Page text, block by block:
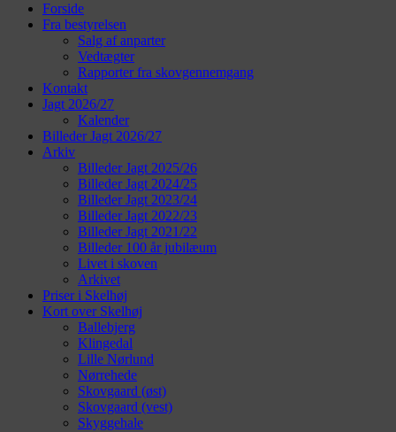
Forside
Fra bestyrelsen
Salg af anparter
Vedtægter
Rapporter fra skovgennemgang
Kontakt
Jagt 2026/27
Kalender
Billeder Jagt 2026/27
Arkiv
Billeder Jagt 2025/26
Billeder Jagt 2024/25
Billeder Jagt 2023/24
Billeder Jagt 2022/23
Billeder Jagt 2021/22
Billeder 100 år jubilæum
Livet i skoven
Arkivet
Priser i Skelhøj
Kort over Skelhøj
Ballebjerg
Klingedal
Lille Nørlund
Nørrehede
Skovgaard (øst)
Skovgaard (vest)
Skyggehale